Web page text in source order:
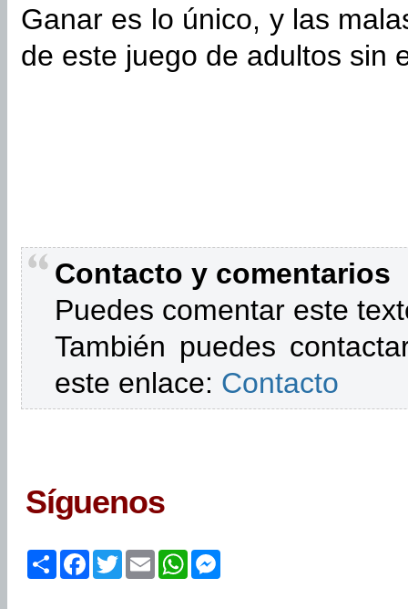
Ganar es lo único, y las
de este juego de adultos sin
Contacto y comentarios
Puedes comentar este
También puedes
este enlace: Contacto
Síguenos
ShareFacebook
TwitterEmailWhatsApp